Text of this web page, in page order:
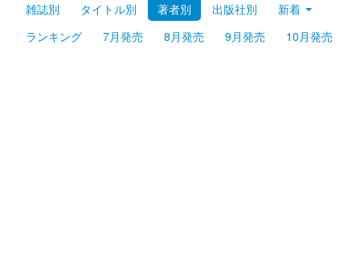
Myシェルフ
プレミアム
雑誌別 タイトル別 著者別 出版社別
新着
ランキング
7月発売 8月発売 9月発売 10月発売